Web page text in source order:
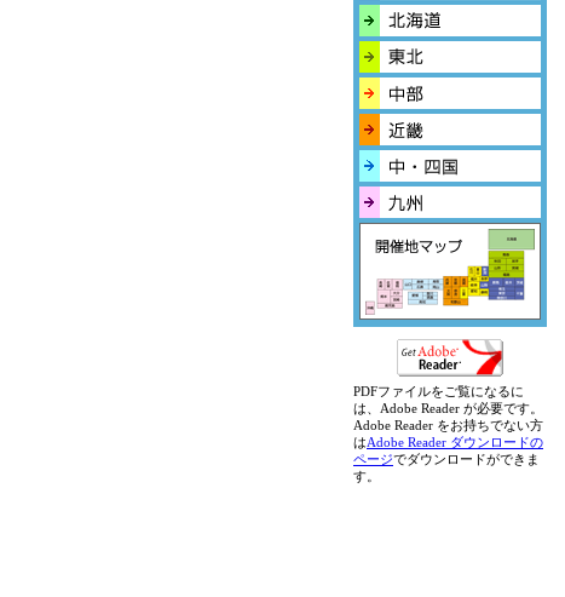
PDFファイルをご覧になるに
は、Adobe Reader が必要です。
Adobe Reader をお持ちでない方
はAdobe Reader ダウンロードの
ページでダウンロードができま
す。